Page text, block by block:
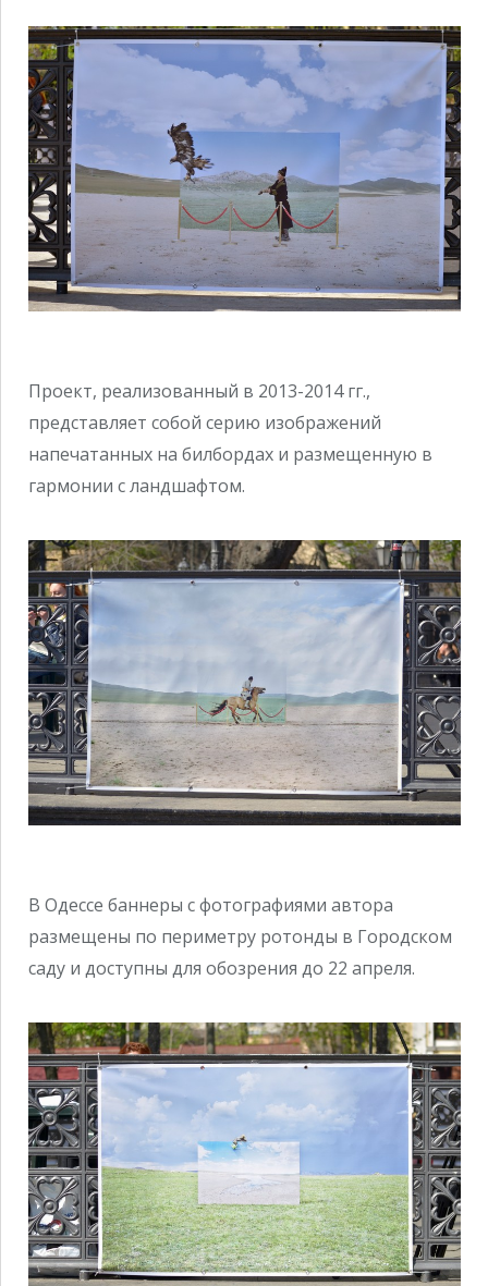
Проект, реализованный в 2013-2014 гг.,
представляет собой серию изображений
напечатанных на билбордах и размещенную в
гармонии с ландшафтом.
В Одессе баннеры с фотографиями автора
размещены по периметру ротонды в Городском
саду и доступны для обозрения до 22 апреля.